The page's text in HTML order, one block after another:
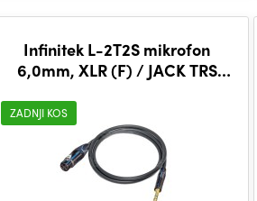
Infinitek L-2T2S mikrofon
6,0mm, XLR (F) / JACK TRS
ZADNJI KOS